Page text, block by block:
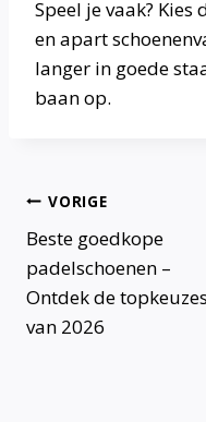
Speel je vaak?
en apart
langer in goede
baan op.
Bericht
navigatie
VORIGE
Beste goedkope
padelschoenen –
Ontdek de topkeuzes
van 2026